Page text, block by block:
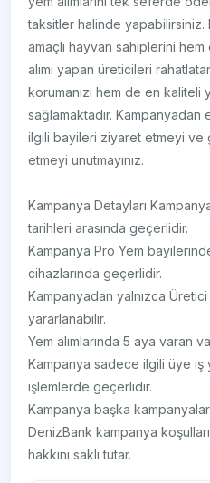
taksitler halinde yapabilirsiniz.
amaçlı hayvan sahiplerini
alımı yapan üreticileri
korumanızı hem de en kaliteli
sağlamaktadır.
ilgili bayileri ziyaret etmeyi ve
etmeyi unutmayınız.
Kampanya Detayları
tarihleri arasında geçerlidir.
Kampanya Pro Yem
cihazlarında geçerlidir.
Kampanyadan yalnızca
yararlanabilir.
Yem alımlarında 5 aya varan
Kampanya sadece ilgili üye iş
işlemlerde geçerlidir.
Kampanya başka
DenizBank kampanya
hakkını saklı tutar.